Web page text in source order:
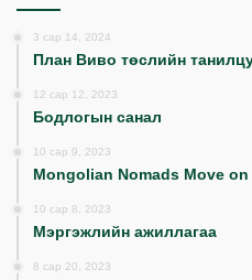
3 сар 14, 2024
План Виво төслийн
12 сар 12, 2023
Бодлогын санал
10 сар 9, 2023
Mongolian Nomads Move
10 сар 8, 2023
Мэргэжлийн ажиллагаа
8 сар 20, 2023